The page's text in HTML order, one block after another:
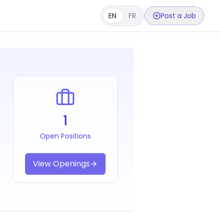
EN FR Post a Job
1
Open Positions
View Openings